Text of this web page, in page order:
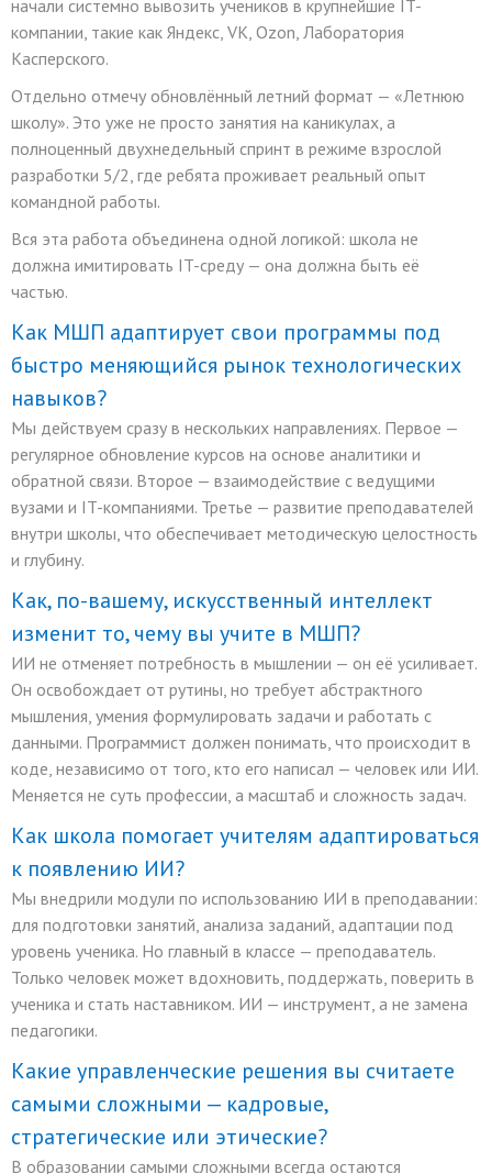
начали системно вывозить учеников в крупнейшие IT-
компании, такие как Яндекс, VK, Ozon, Лаборатория
Касперского.
Отдельно отмечу обновлённый летний формат — «Летнюю
школу». Это уже не просто занятия на каникулах, а
полноценный двухнедельный спринт в режиме взрослой
разработки 5/2, где ребята проживает реальный опыт
командной работы.
Вся эта работа объединена одной логикой: школа не
должна имитировать IT-среду — она должна быть её
частью.
Как МШП адаптирует свои программы под
быстро меняющийся рынок технологических
навыков?
Мы действуем сразу в нескольких направлениях. Первое —
регулярное обновление курсов на основе аналитики и
обратной связи. Второе — взаимодействие с ведущими
вузами и IT-компаниями. Третье — развитие преподавателей
внутри школы, что обеспечивает методическую целостность
и глубину.
Как, по-вашему, искусственный интеллект
изменит то, чему вы учите в МШП?
ИИ не отменяет потребность в мышлении — он её усиливает.
Он освобождает от рутины, но требует абстрактного
мышления, умения формулировать задачи и работать с
данными. Программист должен понимать, что происходит в
коде, независимо от того, кто его написал — человек или ИИ.
Меняется не суть профессии, а масштаб и сложность задач.
Как школа помогает учителям адаптироваться
к появлению ИИ?
Мы внедрили модули по использованию ИИ в преподавании:
для подготовки занятий, анализа заданий, адаптации под
уровень ученика. Но главный в классе — преподаватель.
Только человек может вдохновить, поддержать, поверить в
ученика и стать наставником. ИИ — инструмент, а не замена
педагогики.
Какие управленческие решения вы считаете
самыми сложными — кадровые,
стратегические или этические?
В образовании самыми сложными всегда остаются